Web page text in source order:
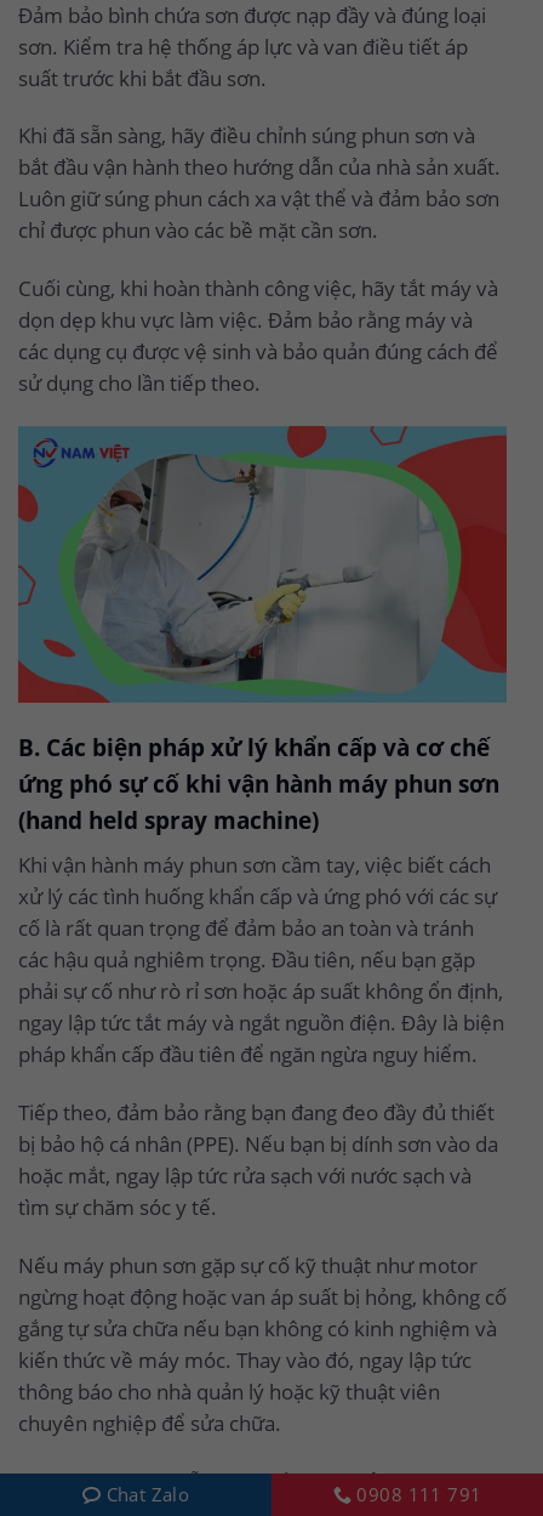
Đảm bảo bình chứa sơn được nạp đầy và đúng loại
sơn. Kiểm tra hệ thống áp lực và van điều tiết áp
suất trước khi bắt đầu sơn.
Khi đã sẵn sàng, hãy điều chỉnh súng phun sơn và
bắt đầu vận hành theo hướng dẫn của nhà sản xuất.
Luôn giữ súng phun cách xa vật thể và đảm bảo sơn
chỉ được phun vào các bề mặt cần sơn.
Cuối cùng, khi hoàn thành công việc, hãy tắt máy và
dọn dẹp khu vực làm việc. Đảm bảo rằng máy và
các dụng cụ được vệ sinh và bảo quản đúng cách để
sử dụng cho lần tiếp theo.
B. Các biện pháp xử lý khẩn cấp và cơ chế
ứng phó sự cố khi vận hành máy phun sơn
(hand held spray machine)
Khi vận hành máy phun sơn cầm tay, việc biết cách
xử lý các tình huống khẩn cấp và ứng phó với các sự
cố là rất quan trọng để đảm bảo an toàn và tránh
các hậu quả nghiêm trọng. Đầu tiên, nếu bạn gặp
phải sự cố như rò rỉ sơn hoặc áp suất không ổn định,
ngay lập tức tắt máy và ngắt nguồn điện. Đây là biện
pháp khẩn cấp đầu tiên để ngăn ngừa nguy hiểm.
Tiếp theo, đảm bảo rằng bạn đang đeo đầy đủ thiết
bị bảo hộ cá nhân (PPE). Nếu bạn bị dính sơn vào da
hoặc mắt, ngay lập tức rửa sạch với nước sạch và
tìm sự chăm sóc y tế.
Nếu máy phun sơn gặp sự cố kỹ thuật như motor
ngừng hoạt động hoặc van áp suất bị hỏng, không cố
gắng tự sửa chữa nếu bạn không có kinh nghiệm và
kiến thức về máy móc. Thay vào đó, ngay lập tức
thông báo cho nhà quản lý hoặc kỹ thuật viên
chuyên nghiệp để sửa chữa.
Ngoài ra, luôn có sẵn các thiết bị dập lửa hoặc bình
Chat Zalo 0908 111 791